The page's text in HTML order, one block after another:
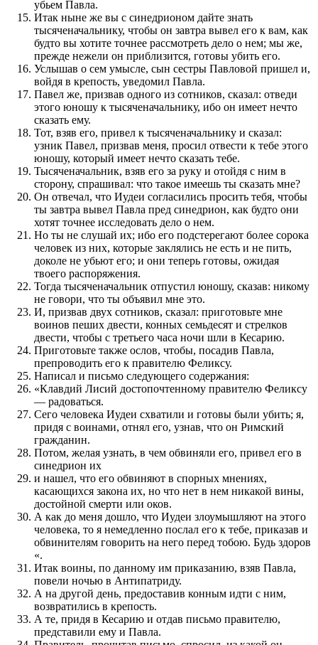
убьем Павла.
Итак ныне же вы с синедрионом дайте знать
тысяченачальнику, чтобы он завтра вывел его к вам, как
будто вы хотите точнее рассмотреть дело о нем; мы же,
прежде нежели он приблизится, готовы убить его.
Услышав о сем умысле, сын сестры Павловой пришел и,
войдя в крепость, уведомил Павла.
Павел же, призвав одного из сотников, сказал: отведи
этого юношу к тысяченачальнику, ибо он имеет нечто
сказать ему.
Тот, взяв его, привел к тысяченачальнику и сказал:
узник Павел, призвав меня, просил отвести к тебе этого
юношу, который имеет нечто сказать тебе.
Тысяченачальник, взяв его за руку и отойдя с ним в
сторону, спрашивал: что такое имеешь ты сказать мне?
Он отвечал, что Иудеи согласились просить тебя, чтобы
ты завтра вывел Павла пред синедрион, как будто они
хотят точнее исследовать дело о нем.
Но ты не слушай их; ибо его подстерегают более сорока
человек из них, которые заклялись не есть и не пить,
доколе не убьют его; и они теперь готовы, ожидая
твоего распоряжения.
Тогда тысяченачальник отпустил юношу, сказав: никому
не говори, что ты объявил мне это.
И, призвав двух сотников, сказал: приготовьте мне
воинов пеших двести, конных семьдесят и стрелков
двести, чтобы с третьего часа ночи шли в Кесарию.
Приготовьте также ослов, чтобы, посадив Павла,
препроводить его к правителю Феликсу.
Написал и письмо следующего содержания:
«Клавдий Лисий достопочтенному правителю Феликсу
— радоваться.
Сего человека Иудеи схватили и готовы были убить; я,
придя с воинами, отнял его, узнав, что он Римский
гражданин.
Потом, желая узнать, в чем обвиняли его, привел его в
синедрион их
и нашел, что его обвиняют в спорных мнениях,
касающихся закона их, но что нет в нем никакой вины,
достойной смерти или оков.
А как до меня дошло, что Иудеи злоумышляют на этого
человека, то я немедленно послал его к тебе, приказав и
обвинителям говорить на него перед тобою. Будь здоров
«.
Итак воины, по данному им приказанию, взяв Павла,
повели ночью в Антипатриду.
А на другой день, предоставив конным идти с ним,
возвратились в крепость.
А те, придя в Кесарию и отдав письмо правителю,
представили ему и Павла.